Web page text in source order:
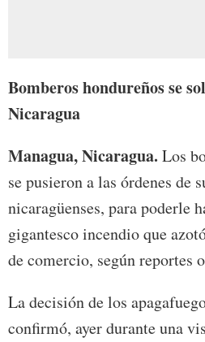
Bomberos hondureños se
Nicaragua
Managua, Nicaragua. Los
se pusieron a las órdenes de
nicaragüenses, para poderle
gigantesco incendio que
de comercio, según reportes
La decisión de los
confirmó, ayer durante una